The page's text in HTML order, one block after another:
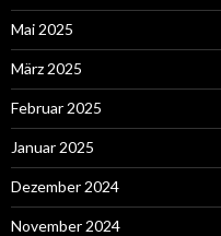
Mai 2025
März 2025
Februar 2025
Januar 2025
Dezember 2024
November 2024